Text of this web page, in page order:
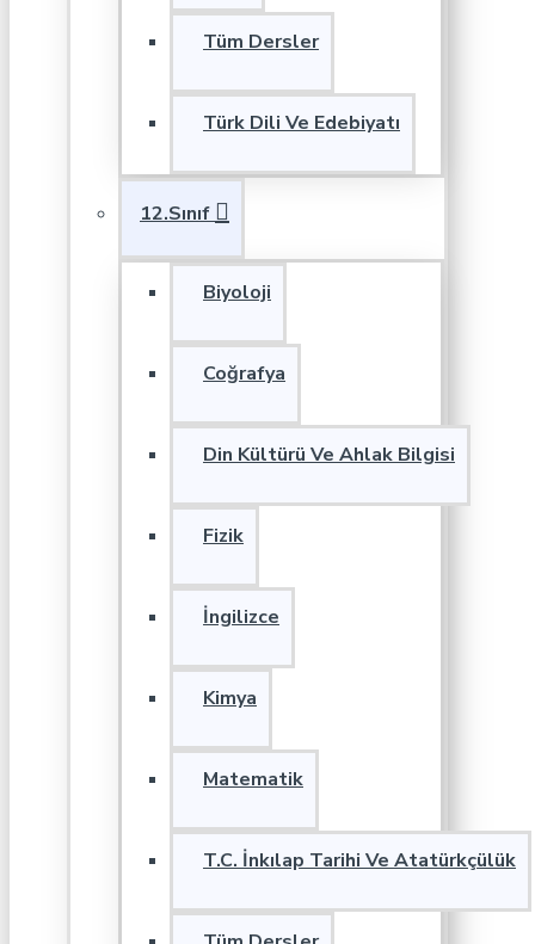
Tüm Dersler
Türk Dili Ve Edebiyatı
12.Sınıf
Biyoloji
Coğrafya
Din Kültürü Ve Ahlak Bilgisi
Fizik
İngilizce
Kimya
Matematik
T.C. İnkılap Tarihi Ve Atatürkçülük